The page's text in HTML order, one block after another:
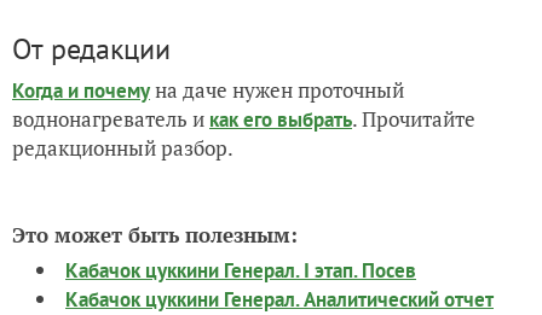
От редакции
Когда и почемуна даче нужен проточный
воднонагреватель и как его выбрать. Прочитайте
редакционный разбор.
Это может быть полезным:
Кабачок цуккини Генерал. I этап. Посев
Кабачок цуккини Генерал. Аналитический отчет